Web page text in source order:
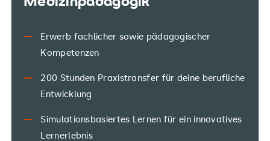
Erwerb fachlicher sowie pädagogischer
Kompetenzen
200 Stunden Praxistransfer für deine berufliche
Entwicklung
Simulationsbasiertes Lernen für ein innovatives
Lernerlebnis